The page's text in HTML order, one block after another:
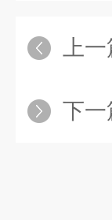
上
下一